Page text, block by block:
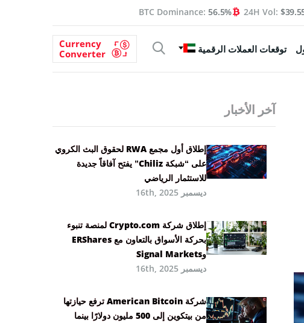
24H Vol:
BTC Dominance:56.5%
توقعات العملات الرقمية
Currency
Converter
آخر الأخبار
إطلاق أول مجمع RWA لحقوق البث الكروي
على “شبكة Chiliz” يفتح آفاقاً جديدة
للاستثمار الرياضي
ديسمبر 16th, 2025
إطلاق شركة Crypto.com لمنصة تنبوء
بحركة الأسواق بالتعاون مع ERShares
وSignal Markets
ديسمبر 16th, 2025
شركة American Bitcoin ترفع حيازتها
من بيتكوين إلى 500 مليون دولارًا بينما